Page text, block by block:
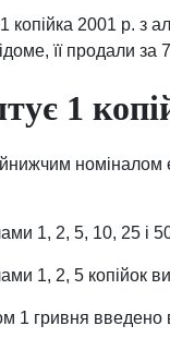
копійка 2001 р. з
її продали за
1
номіналом
1, 2, 5, 10, 25 і
1, 2, 5 копійок
1 гривня введено